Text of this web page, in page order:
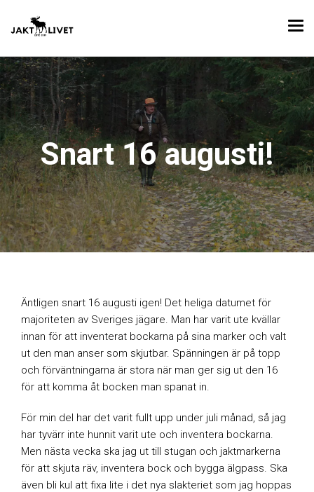
Snart 16 augusti!
Äntligen snart 16 augusti igen! Det heliga datumet för
majoriteten av Sveriges jägare. Man har varit ute kvällar
innan för att inventerat bockarna på sina marker och valt
ut den man anser som skjutbar. Spänningen är på topp
och förväntningarna är stora när man ger sig ut den 16
för att komma åt bocken man spanat in.
För min del har det varit fullt upp under juli månad, så jag
har tyvärr inte hunnit varit ute och inventera bockarna.
Men nästa vecka ska jag ut till stugan och jaktmarkerna
för att skjuta räv, inventera bock och bygga älgpass. Ska
även bli kul att fixa lite i det nya slakteriet som jag hoppas